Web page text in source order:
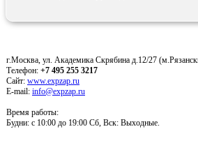
г.Москва, ул. Академика Скрябина д.12/27
Телефон: +7 495 255 3217
Сайт: www.expzap.ru
E-mail: info@expzap.ru
Время работы:
Будни: c 10:00 до 19:00 Сб, Вск: Выходные.